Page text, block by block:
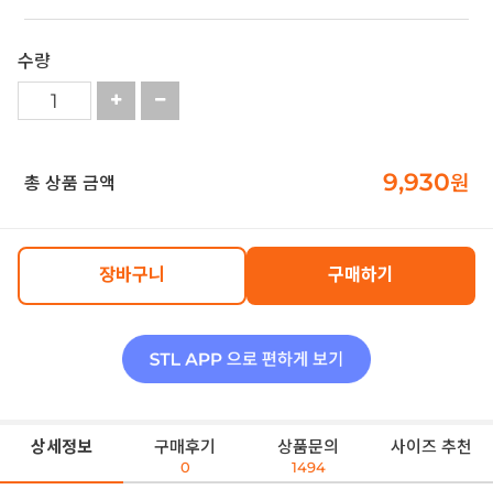
수량
총 상품 금액 9,930원
장바구니 구매하기
상세정보 구매후기
0
상품문의
1494
사이즈 추천